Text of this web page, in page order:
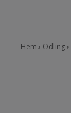
Hem › Odling›